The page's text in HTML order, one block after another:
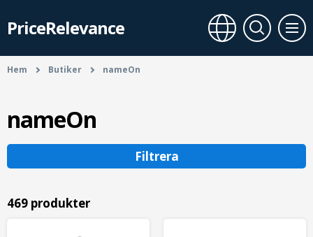
PriceRelevance
Hem Butiker nameOn
nameOn
Filtrera
469 produkter